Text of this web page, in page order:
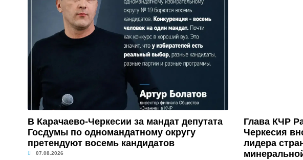
В Карачаево-Черкесии за мандат депутата
Госдумы по одномандатному округу
претендуют восемь кандидатов
07.08.2026
Глава КЧР
Черкесия
лидера